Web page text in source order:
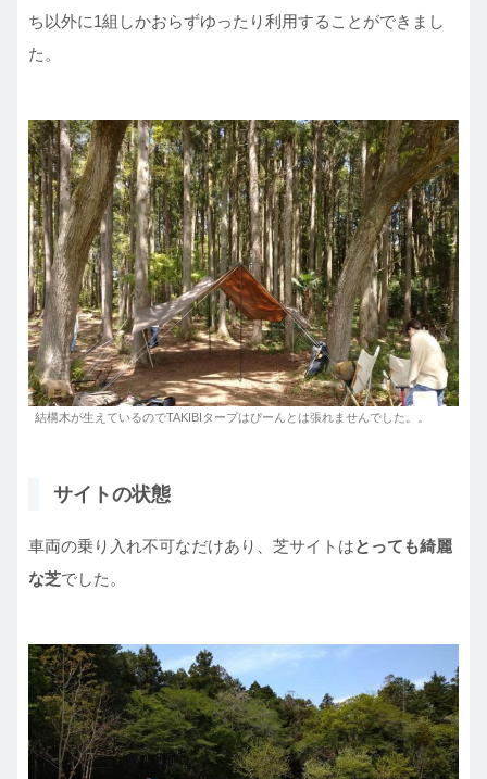
ち以外に1組しかおらずゆったり利用することができまし
た。
結構木が生えているのでTAKIBIタープはぴーんとは張れませんでした。。
サイトの状態
車両の乗り入れ不可なだけあり、芝サイトはとっても綺麗
な芝でした。